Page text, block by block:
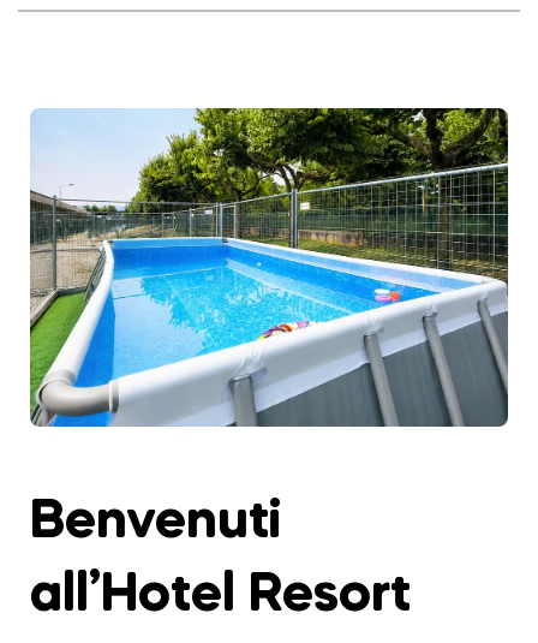
Benvenuti
all’Hotel Resort